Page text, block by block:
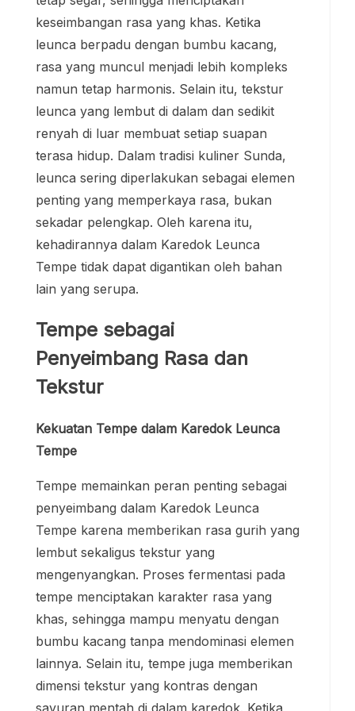
keseimbangan rasa yang khas. Ketika
leunca berpadu dengan bumbu kacang,
rasa yang muncul menjadi lebih kompleks
namun tetap harmonis. Selain itu, tekstur
leunca yang lembut di dalam dan sedikit
renyah di luar membuat setiap suapan
terasa hidup. Dalam tradisi kuliner Sunda,
leunca sering diperlakukan sebagai elemen
penting yang memperkaya rasa, bukan
sekadar pelengkap. Oleh karena itu,
kehadirannya dalam Karedok Leunca
Tempe tidak dapat digantikan oleh bahan
lain yang serupa.
Tempe sebagai
Penyeimbang Rasa dan
Tekstur
Kekuatan Tempe dalam Karedok Leunca
Tempe
Tempe memainkan peran penting sebagai
penyeimbang dalam Karedok Leunca
Tempe karena memberikan rasa gurih yang
lembut sekaligus tekstur yang
mengenyangkan. Proses fermentasi pada
tempe menciptakan karakter rasa yang
khas, sehingga mampu menyatu dengan
bumbu kacang tanpa mendominasi elemen
lainnya. Selain itu, tempe juga memberikan
dimensi tekstur yang kontras dengan